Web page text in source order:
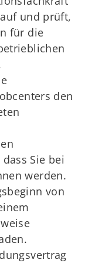
und prüft,
für die
den
Sie bei
werden.
von